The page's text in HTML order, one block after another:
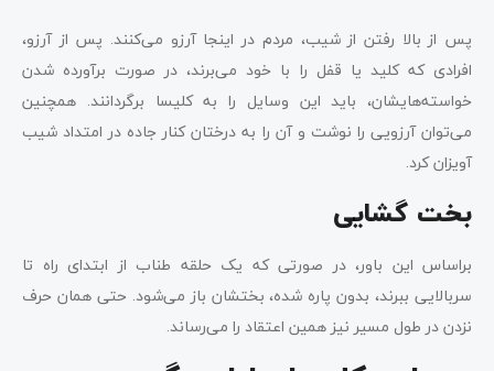
پس از بالا رفتن از شیب، مردم در اینجا آرزو می‌کنند. پس از آرزو،
افرادی که کلید یا قفل را با خود می‌برند، در صورت برآورده شدن
خواسته‌هایشان، باید این وسایل را به کلیسا برگردانند. همچنین
می‌توان آرزویی را نوشت و آن را به درختان کنار جاده در امتداد شیب
آویزان کرد.
بخت گشایی
براساس این باور، در صورتی که یک حلقه طناب از ابتدای راه تا
سربالایی ببرند، بدون پاره شده، بختشان باز می‌شود. حتی همان حرف
نزدن در طول مسیر نیز همین اعتقاد را می‌رساند.